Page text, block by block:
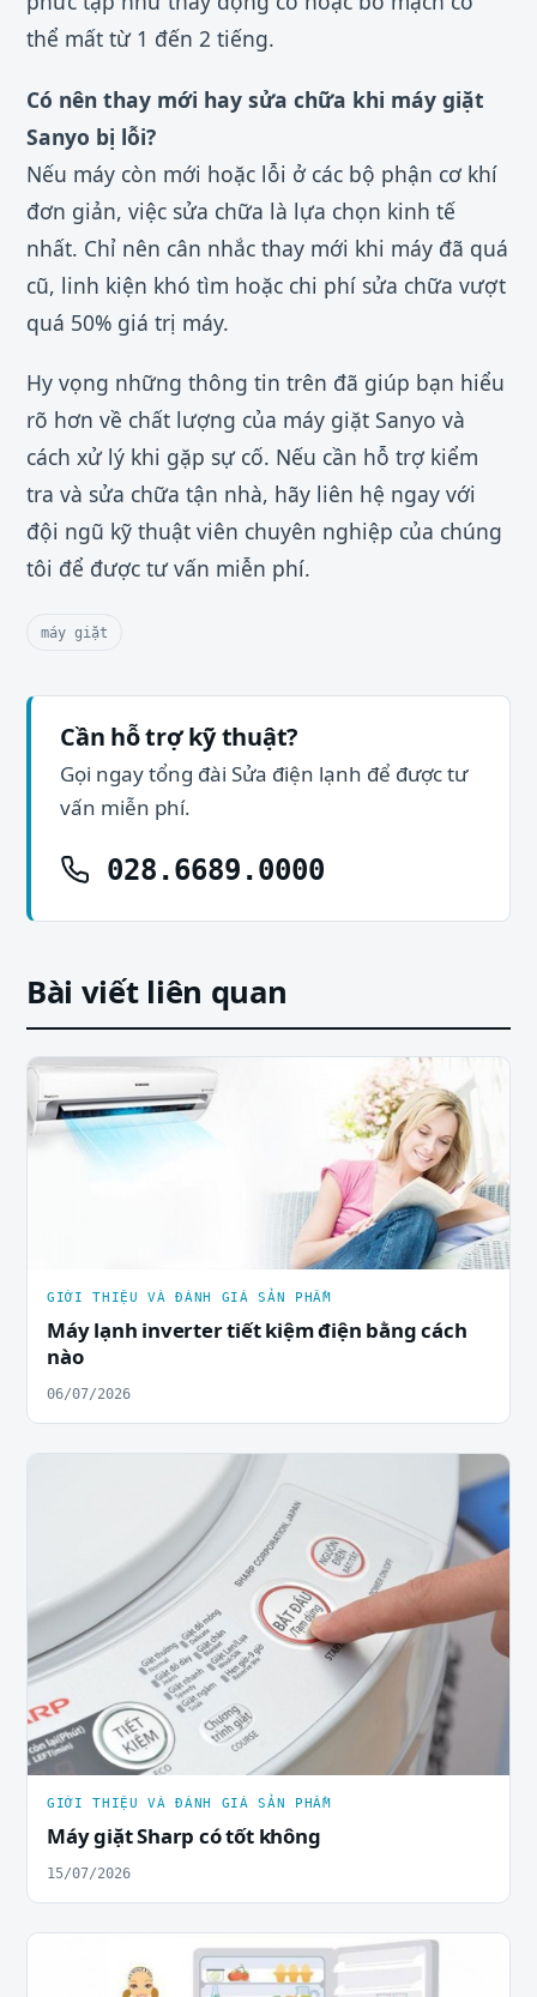
thể mất từ 1 đến 2 tiếng.
Có nên thay mới hay sửa chữa khi máy giặt
Sanyo bị lỗi?
Nếu máy còn mới hoặc lỗi ở các bộ phận cơ khí
đơn giản, việc sửa chữa là lựa chọn kinh tế
nhất. Chỉ nên cân nhắc thay mới khi máy đã quá
cũ, linh kiện khó tìm hoặc chi phí sửa chữa vượt
quá 50% giá trị máy.
Hy vọng những thông tin trên đã giúp bạn hiểu
rõ hơn về chất lượng của máy giặt Sanyo và
cách xử lý khi gặp sự cố. Nếu cần hỗ trợ kiểm
tra và sửa chữa tận nhà, hãy liên hệ ngay với
đội ngũ kỹ thuật viên chuyên nghiệp của chúng
tôi để được tư vấn miễn phí.
máy giặt
Cần hỗ trợ kỹ thuật?
Gọi ngay tổng đài Sửa điện lạnh để được tư
vấn miễn phí.
028.6689.0000
Bài viết liên quan
GIỚI THIỆU VÀ ĐÁNH GIÁ SẢN PHẨM
Máy lạnh inverter tiết kiệm điện bằng cách
nào
06/07/2026
GIỚI THIỆU VÀ ĐÁNH GIÁ SẢN PHẨM
Máy giặt Sharp có tốt không
15/07/2026